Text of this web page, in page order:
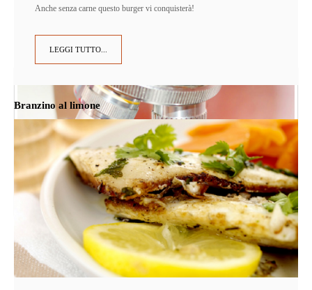
Anche senza carne questo burger vi conquisterà!
LEGGI TUTTO...
Branzino al limone